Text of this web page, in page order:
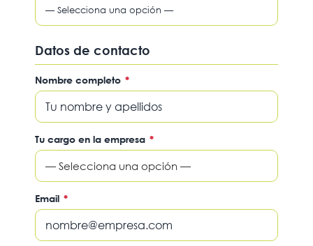
Datos de contacto
Nombre completo *
Tu cargo en la empresa *
— Selecciona una opción —
Email *